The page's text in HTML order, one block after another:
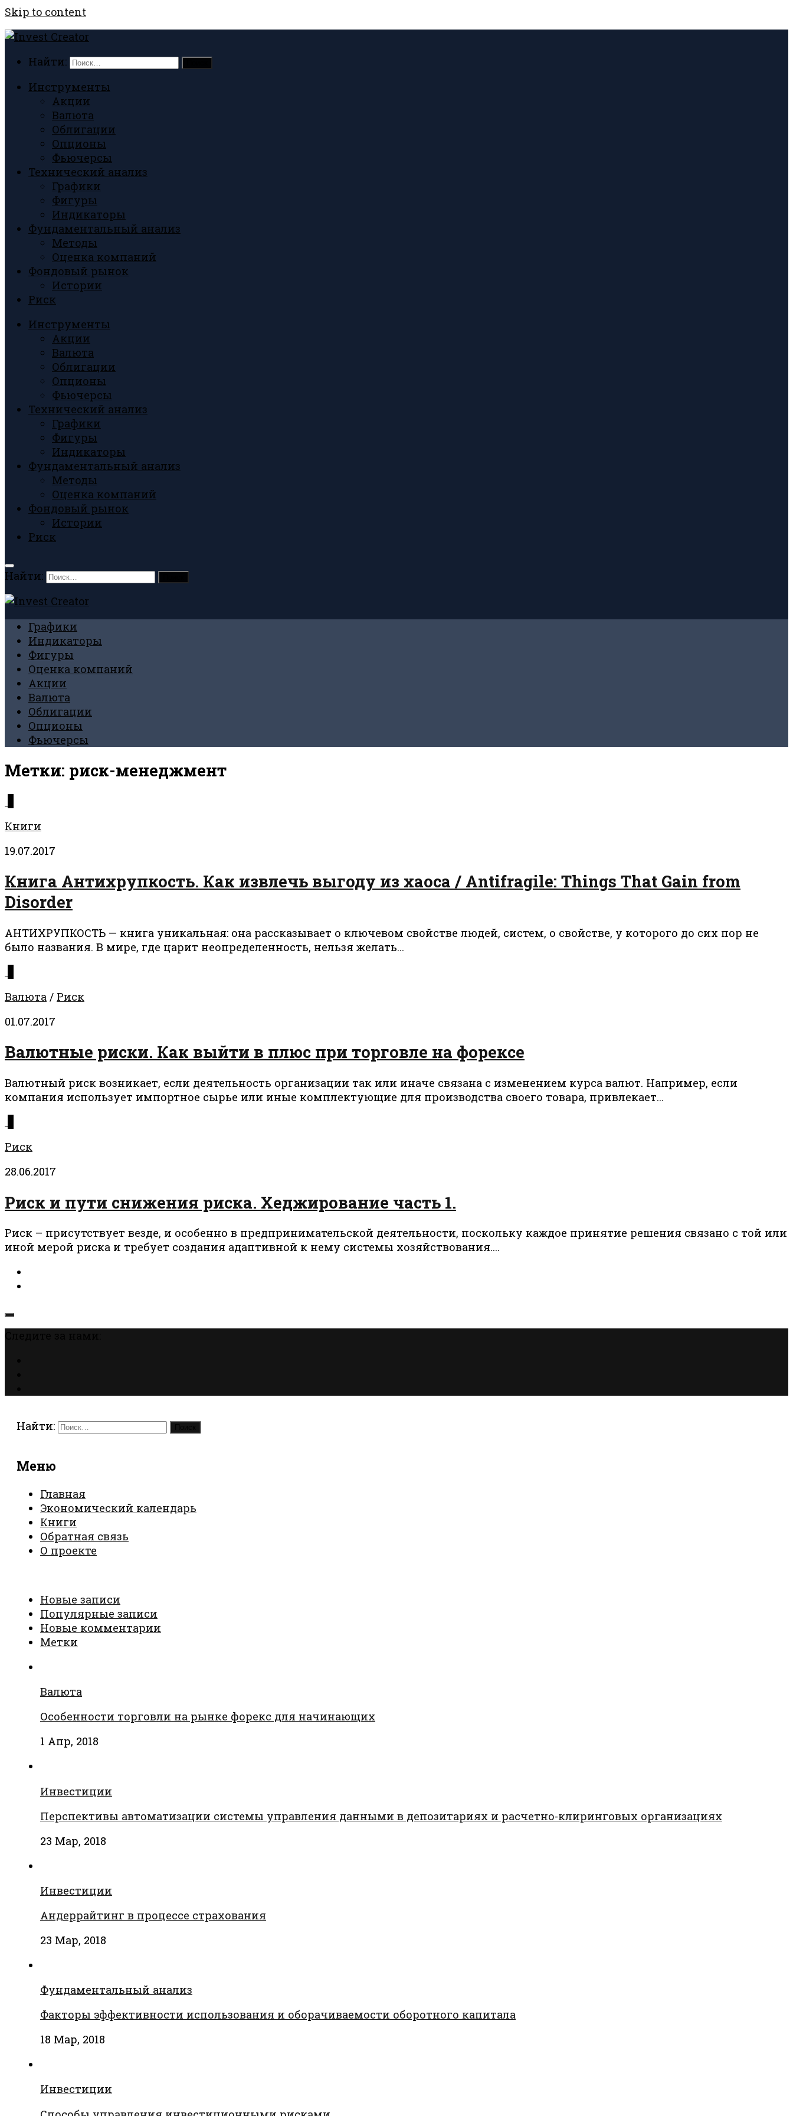
Skip to content
Найти:
Инструменты
Акции
Валюта
Облигации
Опционы
Фьючерсы
Технический анализ
Графики
Фигуры
Индикаторы
Фундаментальный анализ
Методы
Оценка компаний
Фондовый рынок
Истории
Риск
Инструменты
Акции
Валюта
Облигации
Опционы
Фьючерсы
Технический анализ
Графики
Фигуры
Индикаторы
Фундаментальный анализ
Методы
Оценка компаний
Фондовый рынок
Истории
Риск
Найти:
Графики
Индикаторы
Фигуры
Оценка компаний
Акции
Валюта
Облигации
Опционы
Фьючерсы
Метки: риск-менеджмент
Книги
19.07.2017
Книга Антихрупкость. Как извлечь выгоду из хаоса / Antifragile: Things That Gain from
Disorder
АНТИХРУПКОСТЬ — книга уникальная: она рассказывает о ключевом свойстве людей, систем, о свойстве, у которого до сих пор не
было названия. В мире, где царит неопределенность, нельзя желать...
Валюта / Риск
01.07.2017
Валютные риски. Как выйти в плюс при торговле на форексе
Валютный риск возникает, если деятельность организации так или иначе связана с изменением курса валют. Например, если
компания использует импортное сырье или иные комплектующие для производства своего товара, привлекает...
Риск
28.06.2017
Риск и пути снижения риска. Хеджирование часть 1.
Риск – присутствует везде, и особенно в предпринимательской деятельности, поскольку каждое принятие решения связано с той или
иной мерой риска и требует создания адаптивной к нему системы хозяйствования....
Найти:
Меню
Главная
Экономический календарь
Книги
Обратная связь
О проекте
Новые записи
Популярные записи
Новые комментарии
Метки
Валюта
Особенности торговли на рынке форекс для начинающих
1 Апр, 2018
Инвестиции
Перспективы автоматизации системы управления данными в депозитариях и расчетно-клиринговых организациях
23 Мар, 2018
Инвестиции
Андеррайтинг в процессе страхования
23 Мар, 2018
Фундаментальный анализ
Факторы эффективности использования и оборачиваемости оборотного капитала
18 Мар, 2018
Инвестиции